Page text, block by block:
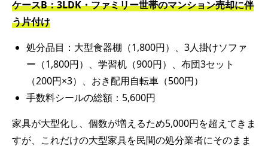
ケースB：3LDK・ファミリー世帯のマンション売却に伴
う片付け
処分品目：大型食器棚（1,800円）、3人掛けソファ
ー（1,800円）、学習机（900円）、布団3セット
（200円×3）、おき配用自転車（500円）
手数料シールの総額：5,600円
家具が大型化し、個数が増えるため5,000円を超えてきま
すが、これだけの大型家具を民間の処分業者にそのまま